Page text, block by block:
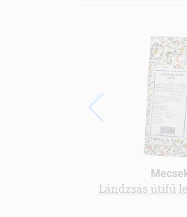
Lándzsás útifű